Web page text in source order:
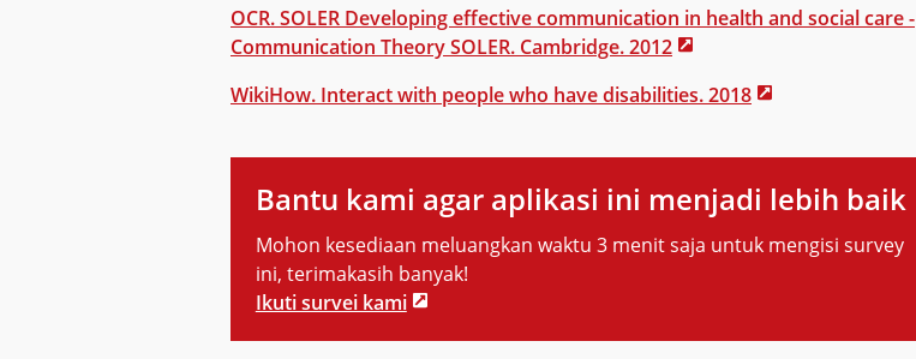
OCR. SOLER Developing effective communication in health and social care -
Communication Theory SOLER. Cambridge. 2012
WikiHow. Interact with people who have disabilities. 2018
Bantu kami agar aplikasi ini menjadi lebih baik
Mohon kesediaan meluangkan waktu 3 menit saja untuk mengisi survey
ini, terimakasih banyak!
Ikuti survei kami